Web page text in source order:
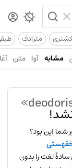
مترادف
مشابه آوا متن
شما این بود؟
لغت را بدون